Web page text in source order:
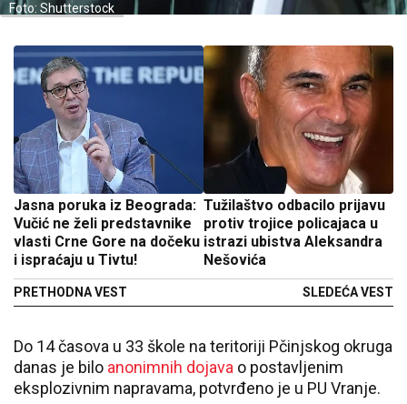
Foto: Shutterstock
Jasna poruka iz Beograda:
Vučić ne želi predstavnike
vlasti Crne Gore na dočeku
i ispraćaju u Tivtu!
PRETHODNA VEST
Tužilaštvo odbacilo prijavu
protiv trojice policajaca u
istrazi ubistva Aleksandra
Nešovića
SLEDEĆA VEST
Do 14 časova u 33 škole na teritoriji Pčinjskog okruga
danas je bilo anonimnih dojava o postavljenim
eksplozivnim napravama, potvrđeno je u PU Vranje.